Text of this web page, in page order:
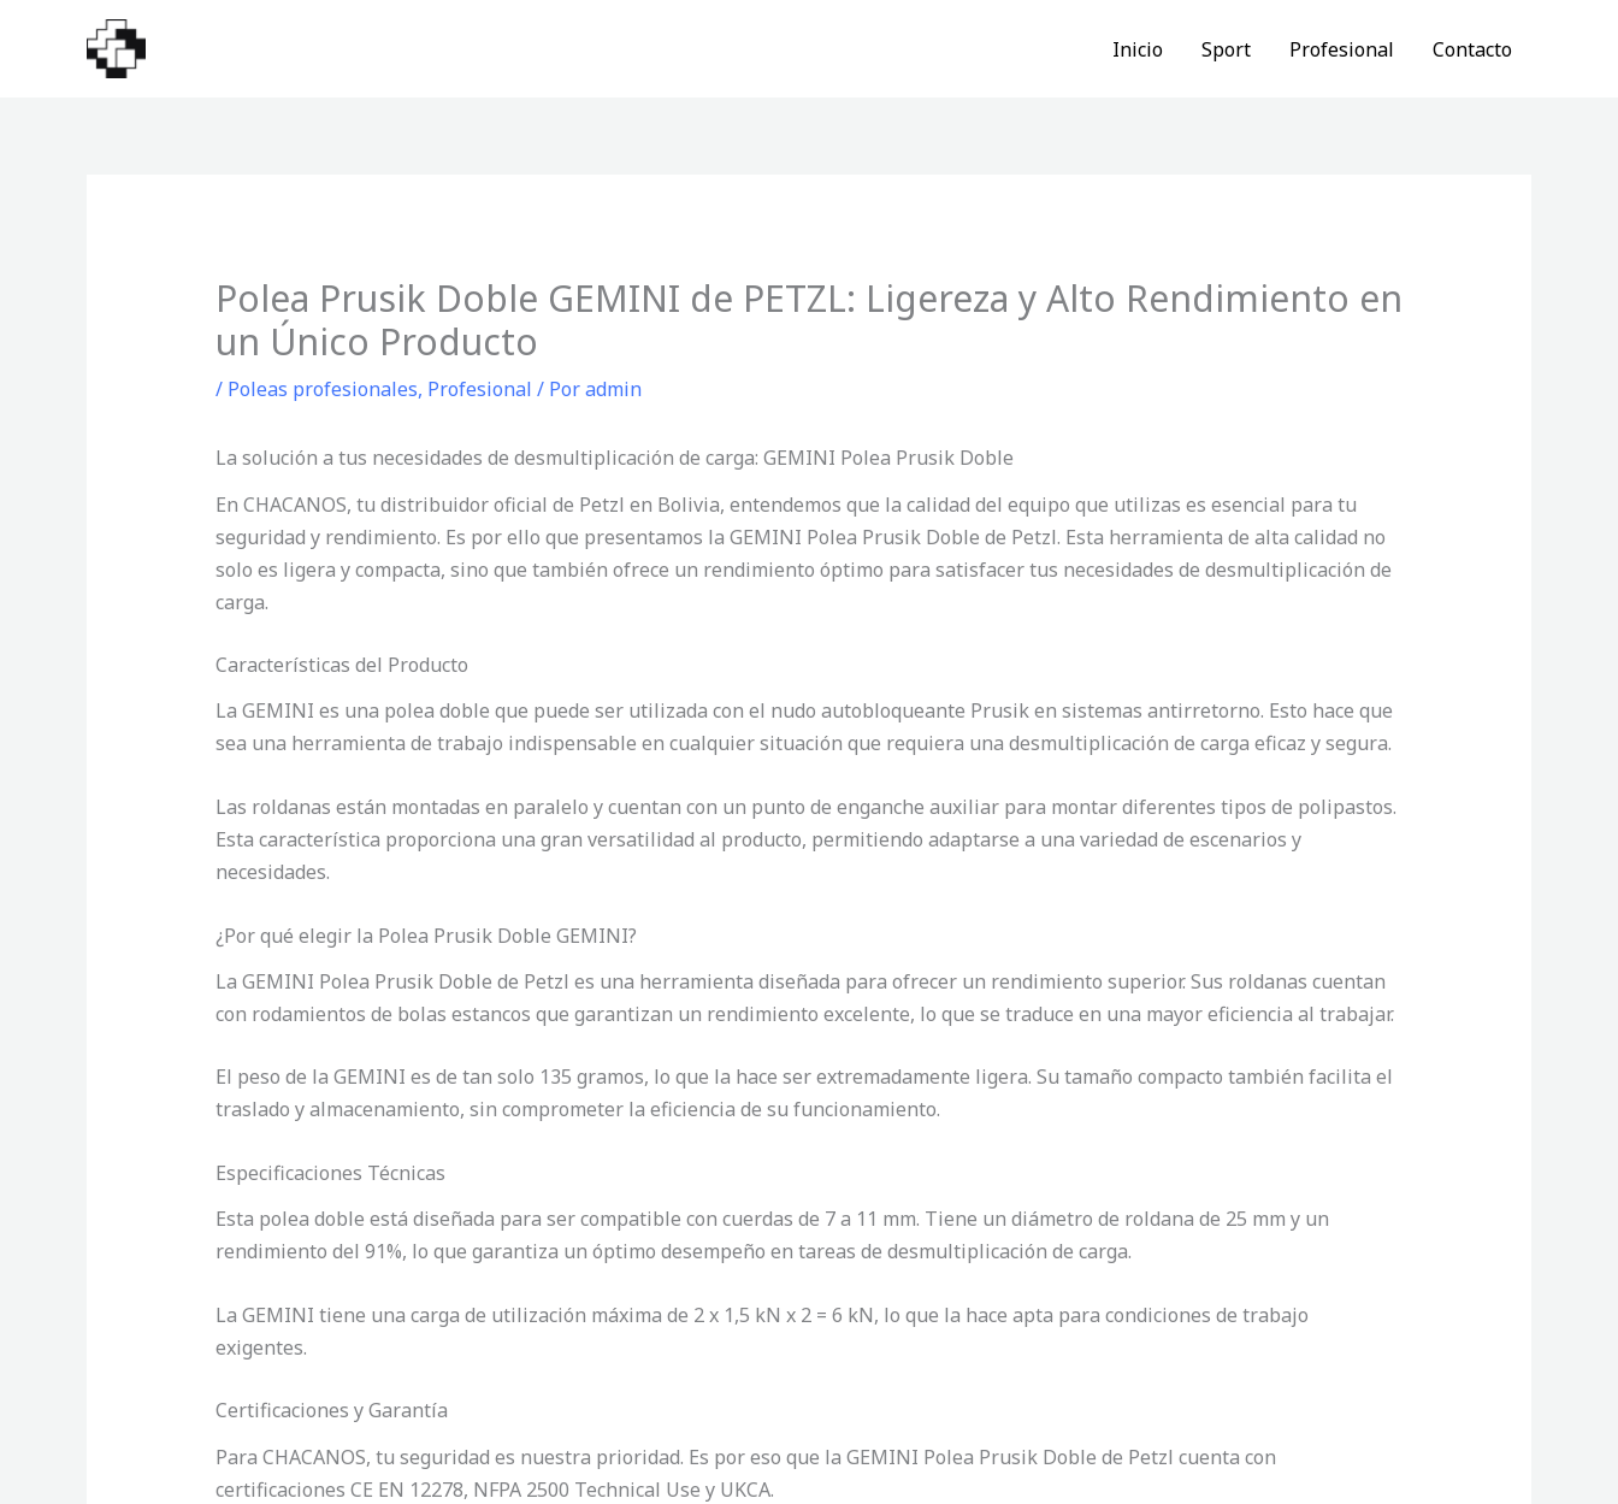
Inicio Sport Profesional Contacto
Polea Prusik Doble GEMINI de PETZL: Ligereza y Alto Rendimiento en
un Único Producto
/ Poleas profesionales, Profesional / Poradmin
La solución a tus necesidades de desmultiplicación de carga: GEMINI Polea Prusik Doble
En CHACANOS, tu distribuidor oficial de Petzl en Bolivia, entendemos que la calidad del equipo que utilizas es esencial para tu
seguridad y rendimiento. Es por ello que presentamos la GEMINI Polea Prusik Doble de Petzl. Esta herramienta de alta calidad no
solo es ligera y compacta, sino que también ofrece un rendimiento óptimo para satisfacer tus necesidades de desmultiplicación de
carga.
Características del Producto
La GEMINI es una polea doble que puede ser utilizada con el nudo autobloqueante Prusik en sistemas antirretorno. Esto hace que
sea una herramienta de trabajo indispensable en cualquier situación que requiera una desmultiplicación de carga eficaz y segura.
Las roldanas están montadas en paralelo y cuentan con un punto de enganche auxiliar para montar diferentes tipos de polipastos.
Esta característica proporciona una gran versatilidad al producto, permitiendo adaptarse a una variedad de escenarios y
necesidades.
¿Por qué elegir la Polea Prusik Doble GEMINI?
La GEMINI Polea Prusik Doble de Petzl es una herramienta diseñada para ofrecer un rendimiento superior. Sus roldanas cuentan
con rodamientos de bolas estancos que garantizan un rendimiento excelente, lo que se traduce en una mayor eficiencia al trabajar.
El peso de la GEMINI es de tan solo 135 gramos, lo que la hace ser extremadamente ligera. Su tamaño compacto también facilita el
traslado y almacenamiento, sin comprometer la eficiencia de su funcionamiento.
Especificaciones Técnicas
Esta polea doble está diseñada para ser compatible con cuerdas de 7 a 11 mm. Tiene un diámetro de roldana de 25 mm y un
rendimiento del 91%, lo que garantiza un óptimo desempeño en tareas de desmultiplicación de carga.
La GEMINI tiene una carga de utilización máxima de 2 x 1,5 kN x 2 = 6 kN, lo que la hace apta para condiciones de trabajo
exigentes.
Certificaciones y Garantía
Para CHACANOS, tu seguridad es nuestra prioridad. Es por eso que la GEMINI Polea Prusik Doble de Petzl cuenta con
certificaciones CE EN 12278, NFPA 2500 Technical Use y UKCA.